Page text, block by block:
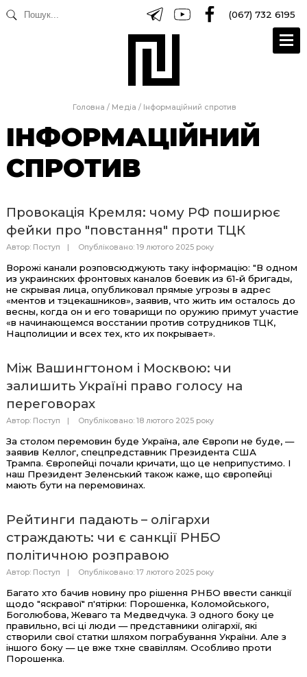
(067) 732 6195
Головна / Медіа / Інформаційний спротив
ІНФОРМАЦІЙНИЙ
СПРОТИВ
Провокація Кремля: чому РФ поширює
фейки про "повстання" проти ТЦК
Автор: Поступ Опубліковано: 19 лютого 2025 року
Ворожі канали розповсюджують таку інформацію: "В одном
из украинских фронтовых каналов боевик из 61-й бригады,
не скрывая лица, опубликовал прямые угрозы в адрес
«ментов и тэцекашников», заявив, что жить им осталось до
весны, когда он и его товарищи по оружию примут участие
«в начинающемся восстании против сотрудников ТЦК,
Нацполиции и всех тех, кто их покрывает».
Між Вашингтоном і Москвою: чи
залишить Україні право голосу на
переговорах
Автор: Поступ Опубліковано: 18 лютого 2025 року
За столом перемовин буде Україна, але Європи не буде, —
заявив Келлог, спецпредставник Президента США
Трампа. Європейці почали кричати, що це неприпустимо. І
наш Президент Зеленський також каже, що європейці
мають бути на перемовинах.
Рейтинги падають – олігархи
страждають: чи є санкції РНБО
політичною розправою
Автор: Поступ Опубліковано: 17 лютого 2025 року
Багато хто бачив новину про рішення РНБО ввести санкції
щодо "яскравої" п'ятірки: Порошенка, Коломойського,
Боголюбова, Жеваго та Медведчука. З одного боку це
правильно, всі ці люди — представники олігархії, які
створили свої статки шляхом пограбування України. Але з
іншого боку — це вже тхне свавіллям. Особливо проти
Порошенка.